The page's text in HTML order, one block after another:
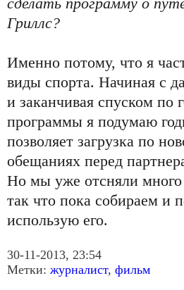
сделать программу о
Гриллс?
Именно потому, что я
виды спорта. Начиная с
и заканчивая спуском по
программы я подумаю
позволяет загрузка по
обещаниях перед
Но мы уже отсняли
так что пока собираем и
использую его.
30-11-2013, 23:54
Метки: журналист, фильм